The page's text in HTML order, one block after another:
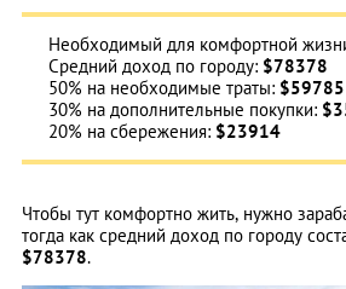
Необходимый для комфортной
Средний доход по городу: $78378
50% на необходимые траты: $59785
30% на дополнительные покупки:
20% на сбережения: $23914
Чтобы тут комфортно жить, нужно
тогда как средний доход по городу
$78378.